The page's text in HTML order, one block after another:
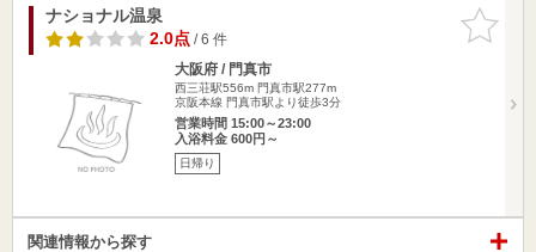
お気に入
りに追加
ナショナル温泉
2.0点/ 6 件
大阪府 / 門真市
西三荘駅556m 門真市駅277m
京阪本線 門真市駅より徒歩3分
営業時間 15:00～23:00
入浴料金 600円～
日帰り
関連情報から探す